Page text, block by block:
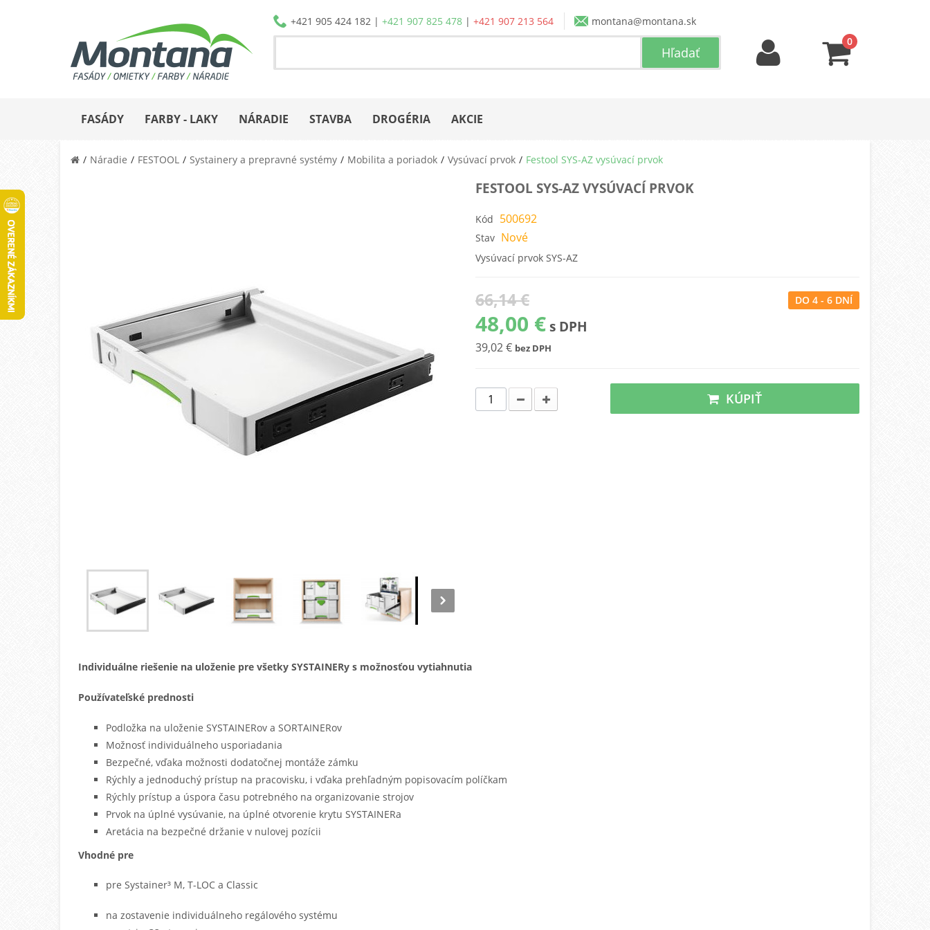
+421 905 424 182| +421 907 825 478| +421 907 213 564
montana@montana.sk
0
FASÁDY FARBY - LAKY NÁRADIE STAVBA DROGÉRIA AKCIE
Náradie FESTOOL Systainery a prepravné systémy Mobilita a poriadok Vysúvací prvok Festool SYS-AZ vysúvací prvok
FESTOOL SYS-AZ VYSÚVACÍ PRVOK
Kód 500692
Stav Nové
Vysúvací prvok SYS-AZ
66,14 €
48,00 € s DPH
39,02 € bez DPH
DO 4 - 6 DNÍ
KÚPIŤ
Individuálne riešenie na uloženie pre všetky SYSTAINERy s možnosťou vytiahnutia
Používateľské prednosti
Podložka na uloženie SYSTAINERov a SORTAINERov
Možnosť individuálneho usporiadania
Bezpečné, vďaka možnosti dodatočnej montáže zámku
Rýchly a jednoduchý prístup na pracovisku, i vďaka prehľadným popisovacím políčkam
Rýchly prístup a úspora času potrebného na organizovanie strojov
Prvok na úplné vysúvanie, na úplné otvorenie krytu SYSTAINERa
Aretácia na bezpečné držanie v nulovej pozícii
Vhodné pre
pre Systainer³ M, T-LOC a Classic
na zostavenie individuálneho regálového systému